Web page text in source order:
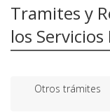
Tramites y
los
Otros trámites